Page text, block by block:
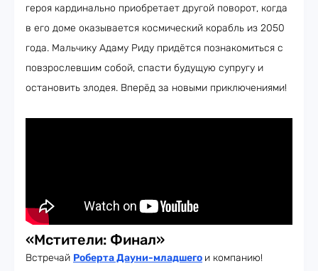
героя кардинально приобретает другой поворот, когда
в его доме оказывается космический корабль из 2050
года. Мальчику Адаму Риду придётся познакомиться с
повзрослевшим собой, спасти будущую супругу и
остановить злодея. Вперёд за новыми приключениями!
«Мстители: Финал»
Встречай Роберта Дауни-младшего и компанию!